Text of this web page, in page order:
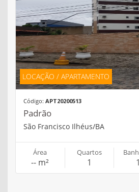
LOCAÇÃO / APARTAMENTO
Código: APT20200513
Padrão
São Francisco Ilhéus/BA
Área
-- m²
Quartos
1 1